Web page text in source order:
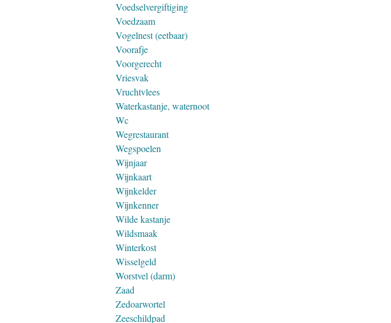
Voedselvergiftiging
Voedzaam
Vogelnest (eetbaar)
Voorafje
Voorgerecht
Vriesvak
Vruchtvlees
Waterkastanje, waternoot
Wc
Wegrestaurant
Wegspoelen
Wijnjaar
Wijnkaart
Wijnkelder
Wijnkenner
Wilde kastanje
Wildsmaak
Winterkost
Wisselgeld
Worstvel (darm)
Zaad
Zedoarwortel
Zeeschildpad